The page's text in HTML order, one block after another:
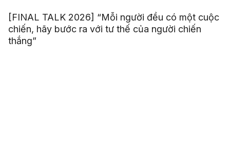
[FINAL TALK 2026] “Mỗi người đều có một cuộc
chiến, hãy bước ra với tư thế của người chiến
thắng”